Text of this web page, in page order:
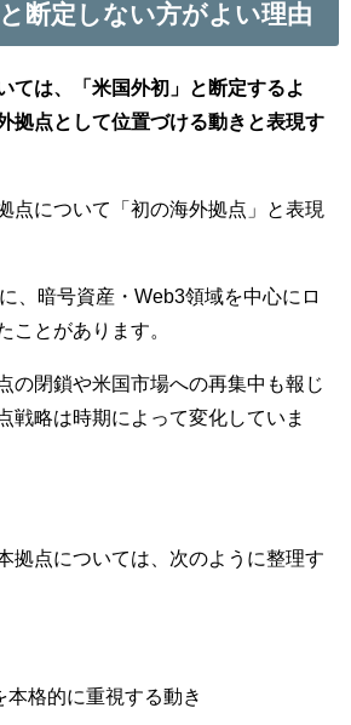
と断定しない方がよい理由
ては、「米国外初」と断定するよ
拠点として位置づける動きと表現す
点について「初の海外拠点」と表現
、暗号資産・Web3領域を中心にロ
ことがあります。
の閉鎖や米国市場への再集中も報じ
戦略は時期によって変化していま
拠点については、次のように整理す
本格的に重視する動き